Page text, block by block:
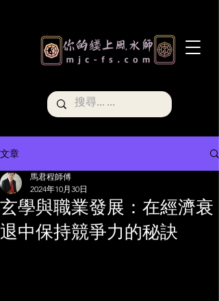
文章
玄學與職業發展：在經濟衰
退中保持競爭力的秘訣
馬君程師傅
2024年10月30日